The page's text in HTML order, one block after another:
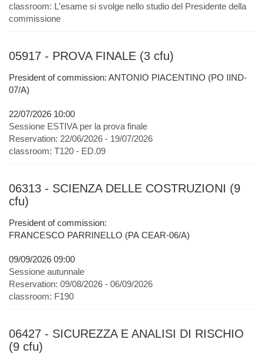
classroom: L'esame si svolge nello studio del Presidente della
commissione
05917 - PROVA FINALE (3 cfu)
President of commission: ANTONIO PIACENTINO (PO IIND-
07/A)
22/07/2026 10:00
Sessione ESTIVA per la prova finale
Reservation: 22/06/2026 - 19/07/2026
classroom: T120 - ED.09
06313 - SCIENZA DELLE COSTRUZIONI (9
cfu)
President of commission:
FRANCESCO PARRINELLO (PA CEAR-06/A)
09/09/2026 09:00
Sessione autunnale
Reservation: 09/08/2026 - 06/09/2026
classroom: F190
06427 - SICUREZZA E ANALISI DI RISCHIO
(9 cfu)